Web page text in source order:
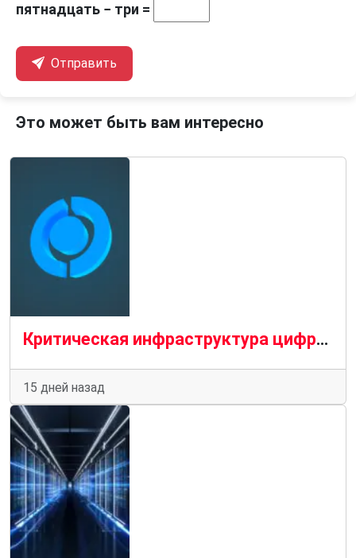
пятнадцать − три =
Отправить
Это может быть вам интересно
Критическая инфраструктура цифрового суверенитета: как дата-центры становятся основой новой ИТ-реальности
15 дней назад